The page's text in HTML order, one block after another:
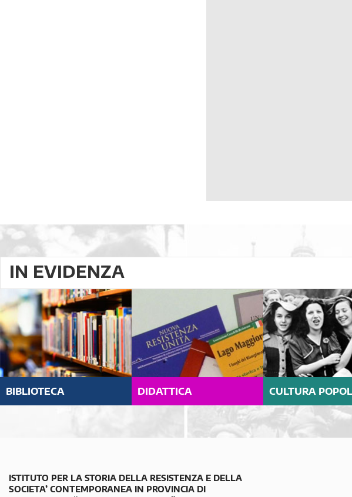
IN EVIDENZA
BIBLIOTECA DIDATTICA CULTURA
ISTITUTO PER LA STORIA DELLA RESISTENZA E DELLA
SOCIETA’ CONTEMPORANEA IN PROVINCIA DI